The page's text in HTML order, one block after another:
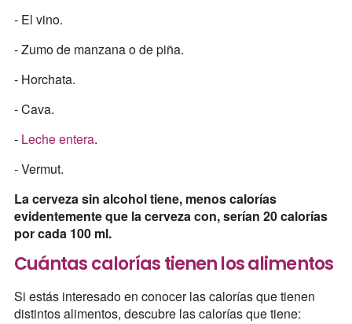
- El vino.
- Zumo de manzana o de piña.
- Horchata.
- Cava.
- Leche entera.
- Vermut.
La cerveza sin alcohol tiene, menos calorías
evidentemente que la cerveza con, serían 20 calorías
por cada 100 ml.
Cuántas calorías tienen los alimentos
Si estás interesado en conocer las calorías que tienen
distintos alimentos, descubre las calorías que tiene: